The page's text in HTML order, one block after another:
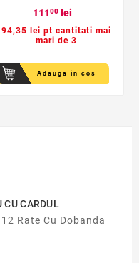
11100lei
94,35 lei pt cantitati mai
mari de 3
Adauga in cos
CU CARDUL
Rate Cu Dobanda